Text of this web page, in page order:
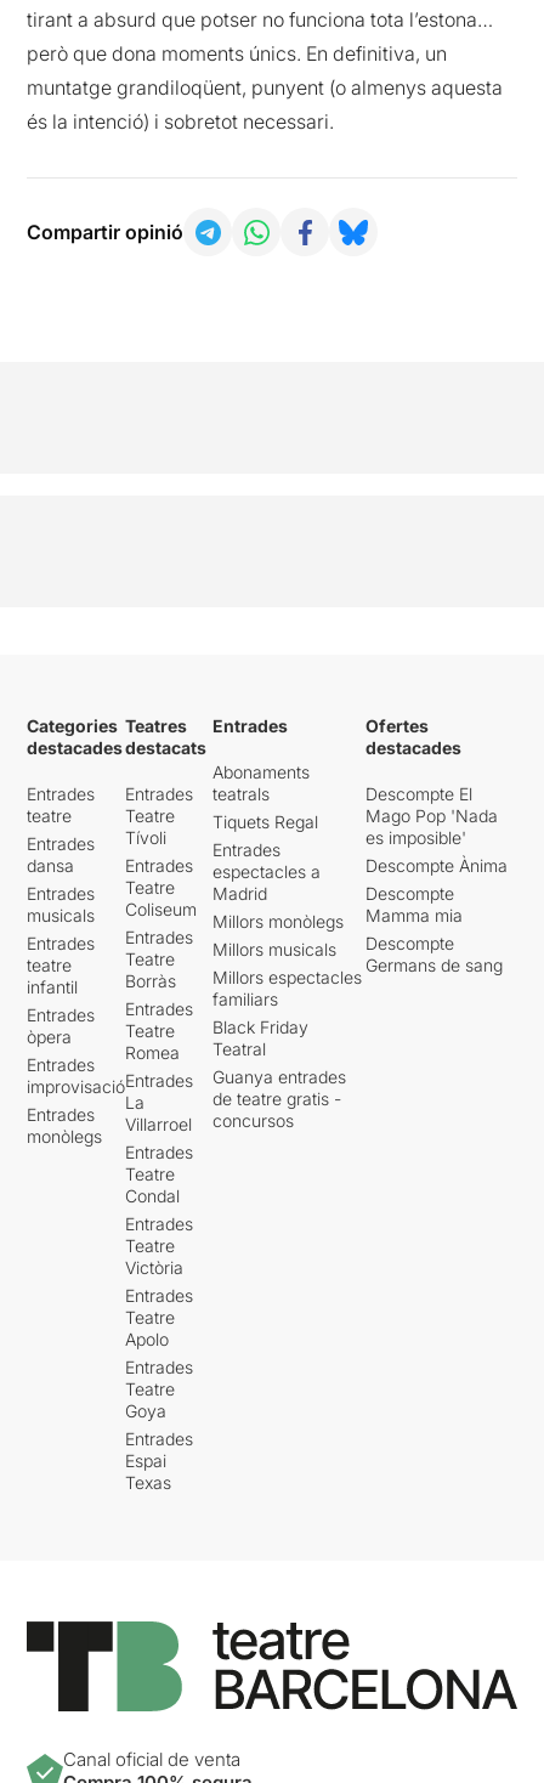
tirant a absurd que potser no funciona tota l’estona…
però que dona moments únics. En definitiva, un
muntatge grandiloqüent, punyent (o almenys aquesta
és la intenció) i sobretot necessari.
Compartir opinió
Categories
destacades
Entrades
teatre
Entrades
dansa
Entrades
musicals
Entrades
teatre
infantil
Entrades
òpera
Entrades
improvisació
Entrades
monòlegs
Teatres
destacats
Entrades
Teatre
Tívoli
Entrades
Teatre
Coliseum
Entrades
Teatre
Borràs
Entrades
Teatre
Romea
Entrades
La
Villarroel
Entrades
Teatre
Condal
Entrades
Teatre
Victòria
Entrades
Teatre
Apolo
Entrades
Teatre
Goya
Entrades
Espai
Texas
Entrades
Abonaments
teatrals
Tiquets Regal
Entrades
espectacles a
Madrid
Millors monòlegs
Millors musicals
Millors espectacles
familiars
Black Friday
Teatral
Guanya entrades
de teatre gratis -
concursos
Ofertes
destacades
Descompte El
Mago Pop 'Nada
es imposible'
Descompte Ànima
Descompte
Mamma mia
Descompte
Germans de sang
Canal oficial de venta